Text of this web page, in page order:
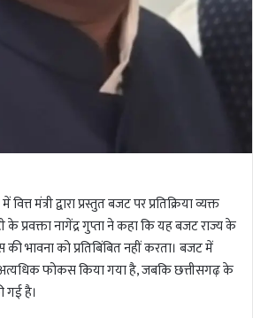
मंत्री द्वारा प्रस्तुत बजट पर प्रतिक्रिया व्यक्त
प्रवक्ता नागेंद्र गुप्ता ने कहा कि यह बजट राज्य के
भावना को प्रतिबिंबित नहीं करता। बजट में
फोकस किया गया है, जबकि छत्तीसगढ़ के
गई है।